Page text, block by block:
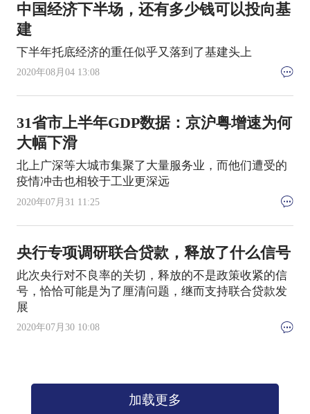
中国经济下半场，还有多少钱可以投向基
建
下半年托底经济的重任似乎又落到了基建头上
2020年08月04 13:08
31省市上半年GDP数据：京沪粤增速为何
大幅下滑
北上广深等大城市集聚了大量服务业，而他们遭受的
疫情冲击也相较于工业更深远
2020年07月31 11:25
央行专项调研联合贷款，释放了什么信号
此次央行对不良率的关切，释放的不是政策收紧的信
号，恰恰可能是为了厘清问题，继而支持联合贷款发
展
2020年07月30 10:08
加载更多